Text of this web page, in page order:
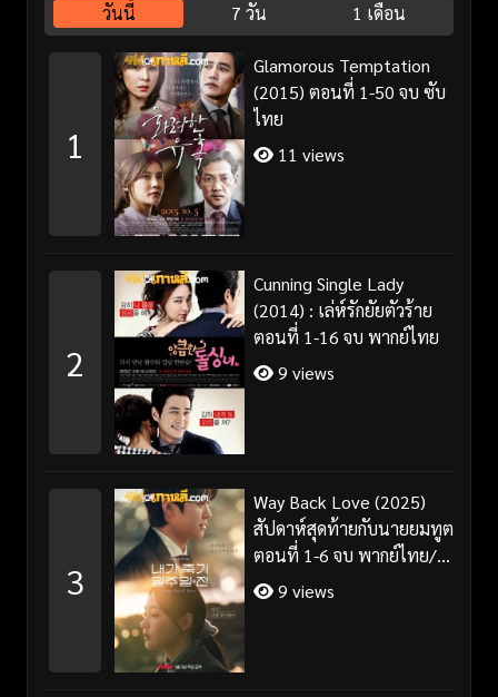
วันนี้ 7 วัน 1 เดือน
1
Glamorous Temptation
(2015) ตอนที่ 1-50 จบ ซับ
ไทย
11 views
2
Cunning Single Lady
(2014) : เล่ห์รักยัยตัวร้าย
ตอนที่ 1-16 จบ พากย์ไทย
9 views
3
Way Back Love (2025)
สัปดาห์สุดท้ายกับนายยมทูต
ตอนที่ 1-6 จบ พากย์ไทย/
ซับไทย
9 views